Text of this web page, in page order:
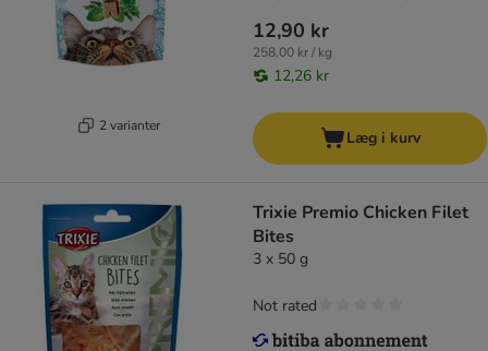
2 varianter
12,90 kr
258,00 kr / kg
12,26 kr
Læg i kurv
Trixie Premio Chicken Filet
Bites
3 x 50 g
Not rated